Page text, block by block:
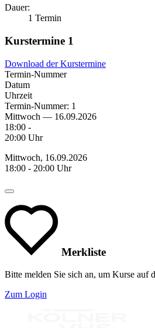
Dauer:
1 Termin
Kurstermine 1
Download der Kurstermine
Termin-Nummer
Datum
Uhrzeit
Termin-Nummer: 1
Mittwoch — 16.09.2026
18:00 -
20:00 Uhr
Mittwoch, 16.09.2026
18:00 - 20:00 Uhr
Merkliste
Bitte melden Sie sich an, um Kurse auf
Zum Login